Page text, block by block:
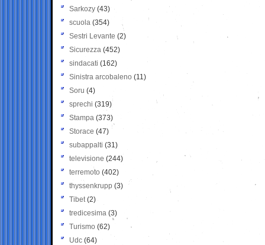
Sarkozy (43)
scuola (354)
Sestri Levante (2)
Sicurezza (452)
sindacati (162)
Sinistra arcobaleno (11)
Soru (4)
sprechi (319)
Stampa (373)
Storace (47)
subappalti (31)
televisione(244)
terremoto (402)
thyssenkrupp (3)
Tibet(2)
tredicesima (3)
Turismo (62)
Udc (64)